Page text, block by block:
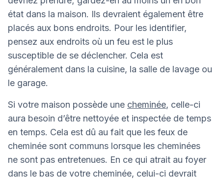
état dans la maison. Ils devraient également être
placés aux bons endroits. Pour les identifier,
pensez aux endroits où un feu est le plus
susceptible de se déclencher. Cela est
généralement dans la cuisine, la salle de lavage ou
le garage.
Si votre maison possède une cheminée, celle-ci
aura besoin d’être nettoyée et inspectée de temps
en temps. Cela est dû au fait que les feux de
cheminée sont communs lorsque les cheminées
ne sont pas entretenues. En ce qui atrait au foyer
dans le bas de votre cheminée, celui-ci devrait